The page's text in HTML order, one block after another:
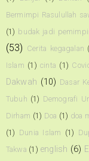
Bermimpi Rasulullah
(1) budak jadi
(53) Cerita kegagalan
Islam (1) cinta (1)
Dakwah (10) Dasar
Tubuh (1) Demografi
Dirham (1) Doa (1) doa
(1) Dunia Islam (1)
Takwa (1) english (6)